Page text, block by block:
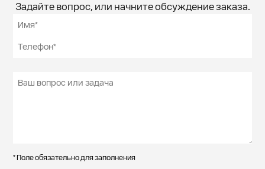
Задайте вопрос, или начните обсуждение заказа.
* Поле обязательно для заполнения